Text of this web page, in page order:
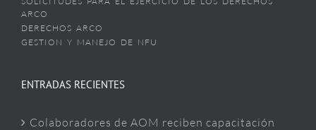
ARCO
DERECHOS ARCO
GESTION Y MANEJO DE NFU
ENTRADAS RECIENTES
Colaboradores de AOM reciben capacitación